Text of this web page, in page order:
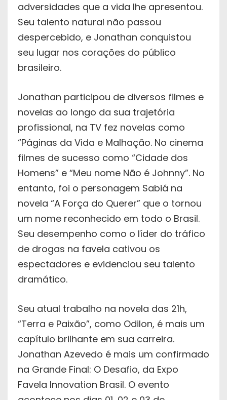
adversidades que a vida lhe apresentou.
Seu talento natural não passou
despercebido, e Jonathan conquistou
seu lugar nos corações do público
brasileiro.
Jonathan participou de diversos filmes e
novelas ao longo da sua trajetória
profissional, na TV fez novelas como
“Páginas da Vida e Malhação. No cinema
filmes de sucesso como “Cidade dos
Homens” e “Meu nome Não é Johnny”. No
entanto, foi o personagem Sabiá na
novela “A Força do Querer” que o tornou
um nome reconhecido em todo o Brasil.
Seu desempenho como o líder do tráfico
de drogas na favela cativou os
espectadores e evidenciou seu talento
dramático.
Seu atual trabalho na novela das 21h,
“Terra e Paixão”, como Odilon, é mais um
capítulo brilhante em sua carreira.
Jonathan Azevedo é mais um confirmado
na Grande Final: O Desafio, da Expo
Favela Innovation Brasil. O evento